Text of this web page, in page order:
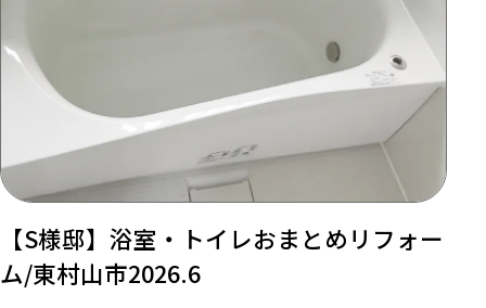
【S様邸】浴室・トイレおまとめリフォー
ム/東村山市2026.6